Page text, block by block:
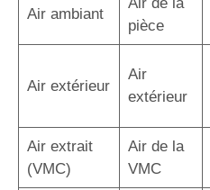
Air ambiant
pièce
Air extérieur
Air
extérieur
Air extrait
(VMC)
Air de la
VMC